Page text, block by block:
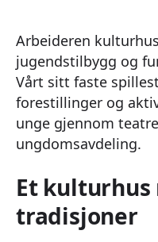
Arbeideren
jugendstilbygg og
Vårt sitt faste
forestillinger og
unge gjennom
ungdomsavdeling.
Et kulturhus
tradisjoner